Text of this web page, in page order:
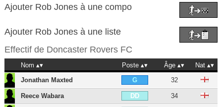
Ajouter Rob Jones à une compo
Ajouter Rob Jones à une liste
Effectif de Doncaster Rovers FC
Nom Poste Âge
Nat
Jonathan Maxted
G 32
Reece Wabara DD 34